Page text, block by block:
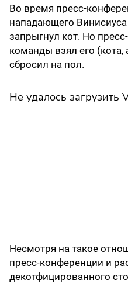
Во время пресс-
нападающего
запрыгнул кот. Но
команды взял его
сбросил на пол.
Не удалось загрузить
Несмотря на такое
пресс-конференции и
декотфицированного